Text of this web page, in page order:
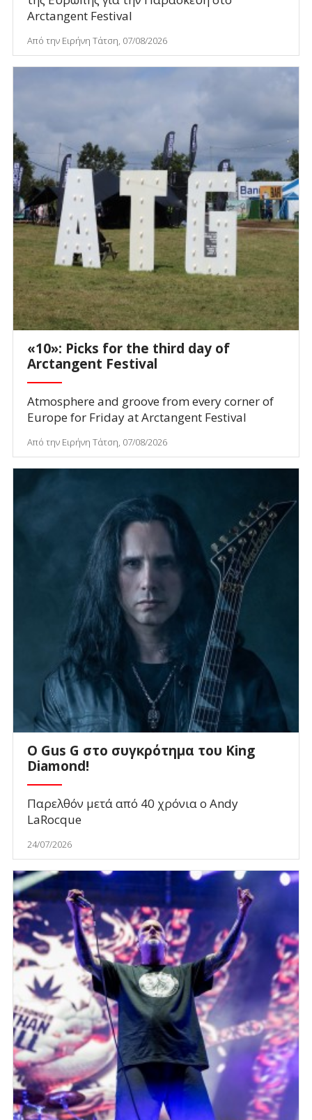
Arctangent Festival
Από την Ειρήνη Τάτση, 07/08/2026
«10»: Picks for the third day of
Arctangent Festival
Atmosphere and groove from every corner of
Europe for Friday at Arctangent Festival
Από την Ειρήνη Τάτση, 07/08/2026
O Gus G στο συγκρότημα του King
Diamond!
Παρελθόν μετά από 40 χρόνια ο Andy
LaRocque
24/07/2026